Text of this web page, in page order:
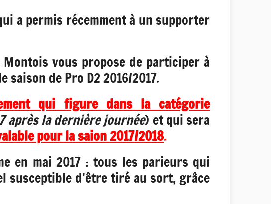
a permis récemment à un supporter
vous propose de participer à
de Pro D2 2016/2017.
qui figure dans la catégorie
après la dernière journée) et qui sera
pour la saion 2017/2018.
en mai 2017 : tous les parieurs qui
susceptible d'être tiré au sort, grâce